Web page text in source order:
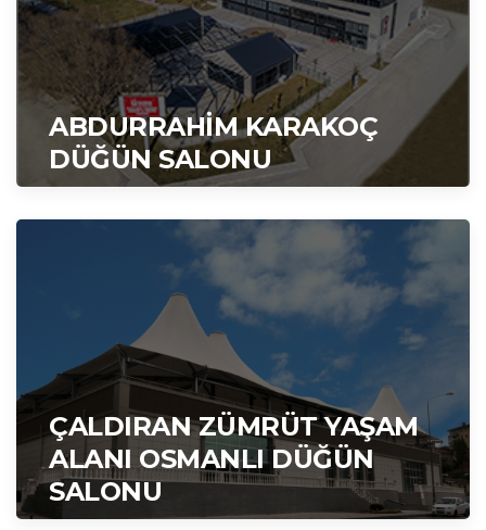
ABDURRAHİM KARAKOÇ
DÜĞÜN SALONU
ÇALDIRAN ZÜMRÜT YAŞAM
ALANI OSMANLI DÜĞÜN
SALONU